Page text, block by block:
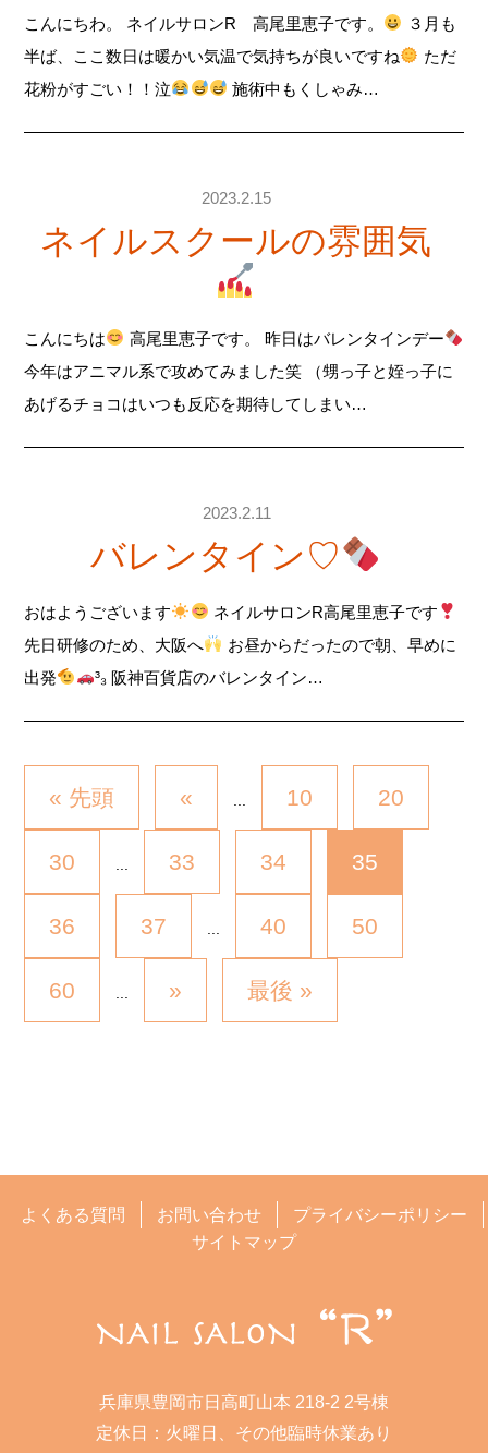
こんにちわ。 ネイルサロンR 高尾里恵子です。
３月も
半ば、ここ数日は暖かい気温で気持ちが良いですね
ただ
花粉がすごい！！泣
施術中もくしゃみ…
2023.2.15
ネイルスクールの雰囲気
こんにちは
高尾里恵子です。 昨日はバレンタインデー
今年はアニマル系で攻めてみました笑 （甥っ子と姪っ子に
あげるチョコはいつも反応を期待してしまい…
2023.2.11
バレンタイン♡
おはようございます
ネイルサロンR高尾里恵子です
先日研修のため、大阪へ
お昼からだったので朝、早めに
出発
³₃ 阪神百貨店のバレンタイン…
« 先頭 « 10 20
30 33 34 35
36 37 40 50
60 » 最後 »
よくある質問 お問い合わせ
プライバシーポリシー
サイトマップ
兵庫県豊岡市日高町山本 218-2 2号棟
定休日：火曜日、その他臨時休業あり